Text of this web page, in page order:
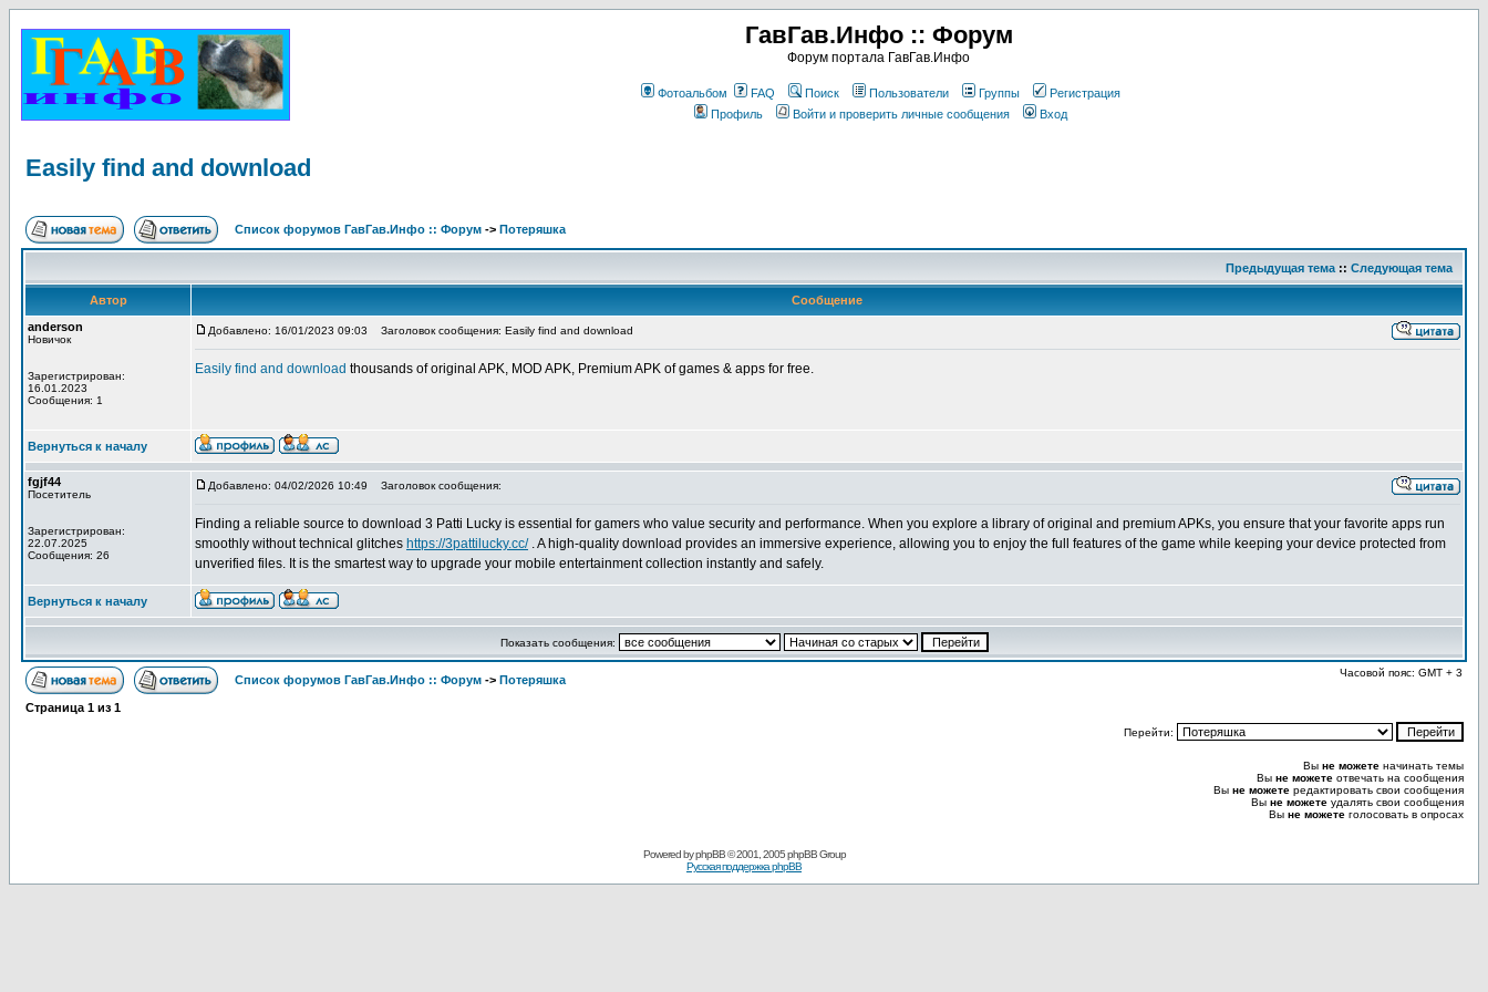
ГавГав.Инфо :: Форум
Форум портала ГавГав.Инфо
Фотоальбом FAQ Поиск Пользователи Группы
Регистрация
Профиль
Войти и проверить личные сообщения Вход
Easily find and download
Список форумов ГавГав.Инфо :: Форум -> Потеряшка
Предыдущая тема :: Следующая тема
Автор
Сообщение
anderson
Новичок
Зарегистрирован:
16.01.2023
Сообщения: 1
Добавлено: 16/01/2023 09:03 Заголовок сообщения: Easily find and download
Easily find and download thousands of original APK, MOD APK, Premium APK of games & apps for free.
Вернуться к началу
fgjf44
Посетитель
Зарегистрирован:
22.07.2025
Сообщения: 26
Добавлено: 04/02/2026 10:49 Заголовок сообщения:
Finding a reliable source to download 3 Patti Lucky is essential for gamers who value security and performance. When you explore a library of original and premium APKs, you ensure that your favorite apps run
smoothly without technical glitches https://3pattilucky.cc/. A high-quality download provides an immersive experience, allowing you to enjoy the full features of the game while keeping your device protected from
unverified files. It is the smartest way to upgrade your mobile entertainment collection instantly and safely.
Вернуться к началу
Показать сообщения:
Список форумов ГавГав.Инфо :: Форум -> Потеряшка
Часовой пояс: GMT + 3
Страница 1 из 1
Перейти:
Вы не можете начинать темы
Вы не можете отвечать на сообщения
Вы не можете редактировать свои сообщения
Вы не можете удалять свои сообщения
Вы не можете голосовать в опросах
Powered byphpBB© 2001, 2005 phpBB Group
Русская поддержка phpBB